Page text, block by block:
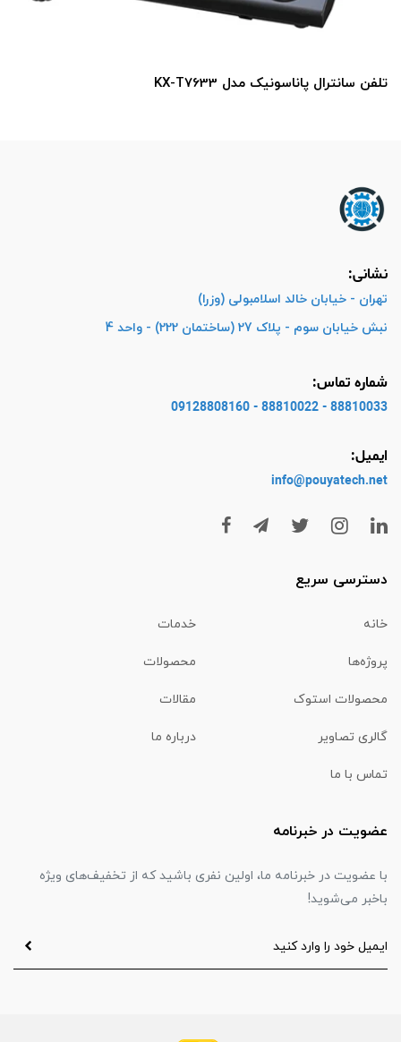
تلفن سانترال پاناسونیک مدل KX-T7633
نشانی:
تهران - خیابان خالد اسلامبولی (وزرا)
نبش خیابان سوم - پلاک 27 (ساختمان 222) - واحد 4
شماره تماس:
88810033 - 88810022 - 09128808160
ایمیل:
info@pouyatech.net
دسترسی سریع
خانه خدمات
پروژه‌ها محصولات
محصولات استوک مقالات
گالری تصاویر درباره ما
تماس با ما
عضویت در خبرنامه
با عضویت در خبرنامه ما، اولین نفری باشید که از تخفیف‌های ویژه
باخبر می‌شوید!